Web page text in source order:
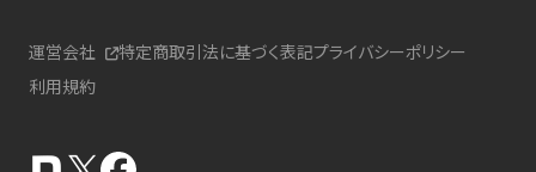
運営会社 特定商取引法に基づく表記プライバシーポリシー
利用規約